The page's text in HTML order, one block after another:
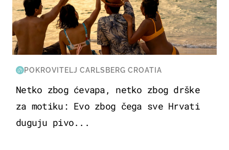
POKROVITELJ CARLSBERG CROATIA
Netko zbog ćevapa, netko zbog drške
za motiku: Evo zbog čega sve Hrvati
duguju pivo...